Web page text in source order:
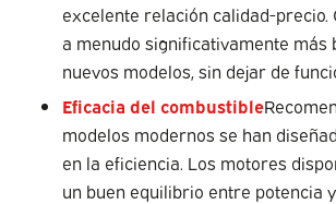
excelente relación calidad-precio.
a menudo significativamente más
nuevos modelos, sin dejar de
Eficacia del combustible
modelos modernos se han
en la eficiencia. Los motores
un buen equilibrio entre potencia